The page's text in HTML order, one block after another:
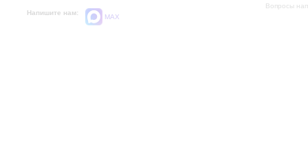
Напишите нам:
MAX
Вопросы